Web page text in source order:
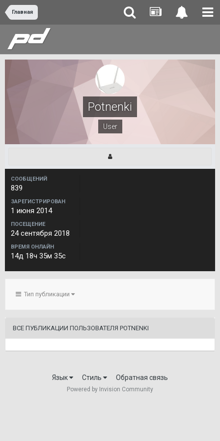
Главная
Potnenki
User
СООБЩЕНИЙ
839
ЗАРЕГИСТРИРОВАН
1 июня 2014
ПОСЕЩЕНИЕ
24 сентября 2018
ВРЕМЯ ОНЛАЙН
14д 18ч 35м 35с
Тип публикации
ВСЕ ПУБЛИКАЦИИ ПОЛЬЗОВАТЕЛЯ POTNENKI
Язык Стиль Обратная связь
Powered by Invision Community